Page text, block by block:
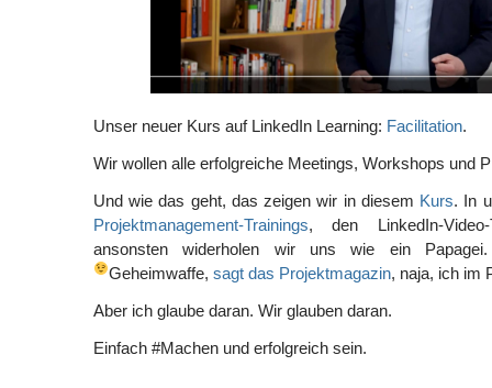
Unser neuer Kurs auf LinkedIn Learning: Facilitation.
Wir wollen alle erfolgreiche Meetings, Workshops und
Und wie das geht, das zeigen wir in diesem Kurs. In
Projektmanagement-Trainings, den LinkedIn-
ansonsten widerholen wir uns wie ein
Geheimwaffe, sagt das Projektmagazin, naja, ich im
Aber ich glaube daran. Wir glauben daran.
Einfach #Machen und erfolgreich sein.